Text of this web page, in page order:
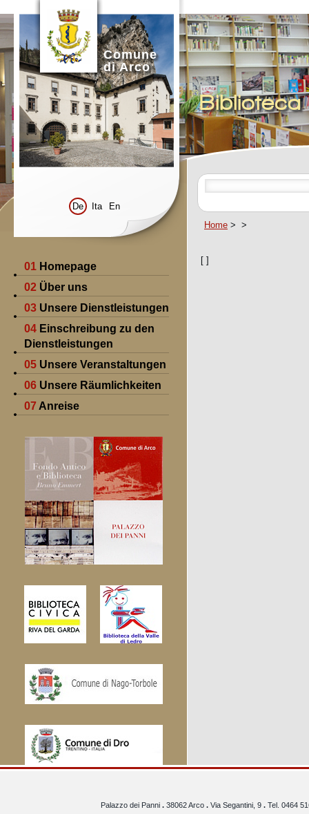
Comune
di Arco
De Ita
En
Home > >
01 Homepage
02 Über uns
03 Unsere Dienstleistungen
04 Einschreibung zu den
Dienstleistungen
05 Unsere Veranstaltungen
06 Unsere Räumlichkeiten
07 Anreise
[ ]
Palazzo dei Panni . 38062 Arco . Via Segantini, 9 . Tel. 0464